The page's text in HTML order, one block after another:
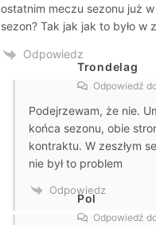
ostatnim meczu sezonu już
sezon? Tak jak jak to było w
Odpowiedz
Trondelag
Odpowiedź
Podejrzewam, że nie.
końca sezonu, obie
kontraktu. W zeszłym
nie był to problem
Odpowiedz
Pol
Odpowiedź